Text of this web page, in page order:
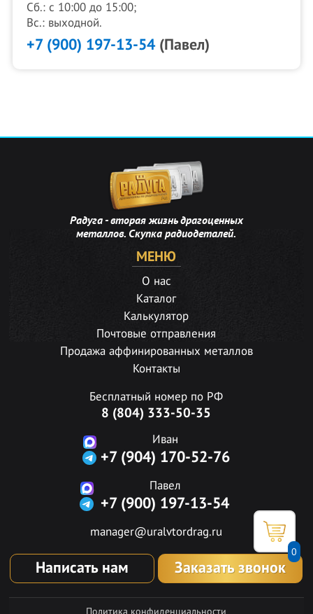
0
Сб.: с 10:00 до 15:00;
Вс.: выходной.
+7 (900) 197-13-54(Павел)
Радуга - вторая жизнь драгоценных
металлов. Скупка радиодеталей.
МЕНЮ
О нас
Каталог
Калькулятор
Почтовые отправления
Продажа аффинированных металлов
Контакты
Бесплатный номер по РФ
8 (804) 333-50-35
Иван
+7 (904) 170-52-76
Павел
+7 (900) 197-13-54
manager@uralvtordrag.ru
Написать нам Заказать звонок
Политика конфиденциальности